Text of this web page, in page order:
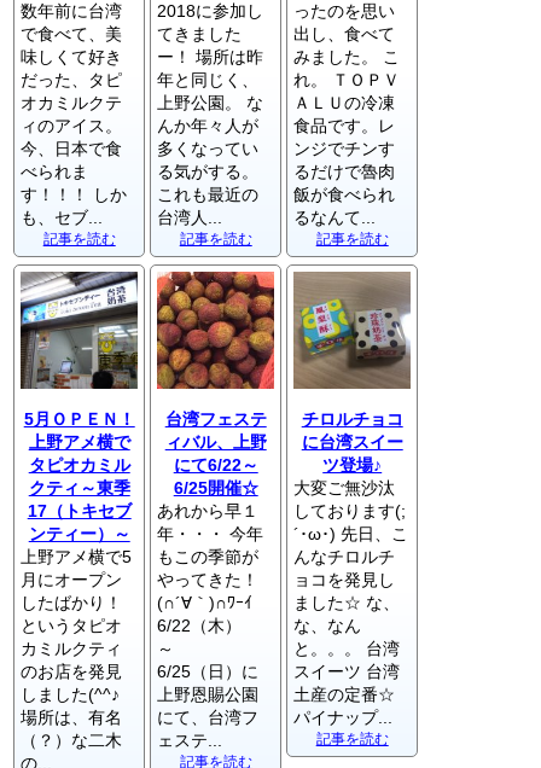
数年前に台湾
で食べて、美
味しくて好き
だった、タピ
オカミルクテ
ィのアイス。
今、日本で食
べられま
す！！！ しか
も、セブ...
記事を読む
2018に参加し
てきました
ー！ 場所は昨
年と同じく、
上野公園。 な
んか年々人が
多くなってい
る気がする。
これも最近の
台湾人...
記事を読む
ったのを思い
出し、食べて
みました。 こ
れ。 ＴＯＰＶ
ＡＬＵの冷凍
食品です。レ
ンジでチンす
るだけで魯肉
飯が食べられ
るなんて...
記事を読む
5月ＯＰＥＮ！
上野アメ横で
タピオカミル
クティ～東季
17（トキセブ
ンティー）～
上野アメ横で5
月にオープン
したばかり！
というタピオ
カミルクティ
のお店を発見
しました(^^♪
場所は、有名
（？）な二木
の...
台湾フェステ
ィバル、上野
にて6/22～
6/25開催☆
あれから早１
年・・・ 今年
もこの季節が
やってきた！
(∩´∀｀)∩ﾜｰｲ
6/22（木）
～
6/25（日）に
上野恩賜公園
にて、台湾フ
ェステ...
記事を読む
チロルチョコ
に台湾スイー
ツ登場♪
大変ご無沙汰
しております(;
´･ω･) 先日、こ
んなチロルチ
ョコを発見し
ました☆ な、
な、なん
と。。。 台湾
スイーツ 台湾
土産の定番☆
パイナップ...
記事を読む